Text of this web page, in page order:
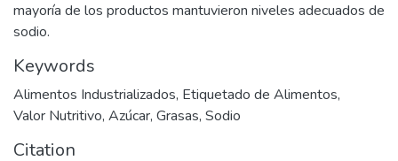
mayoría de los productos mantuvieron niveles adecuados de
sodio.
Keywords
Alimentos Industrializados, Etiquetado de Alimentos,
Valor Nutritivo, Azúcar, Grasas, Sodio
Citation